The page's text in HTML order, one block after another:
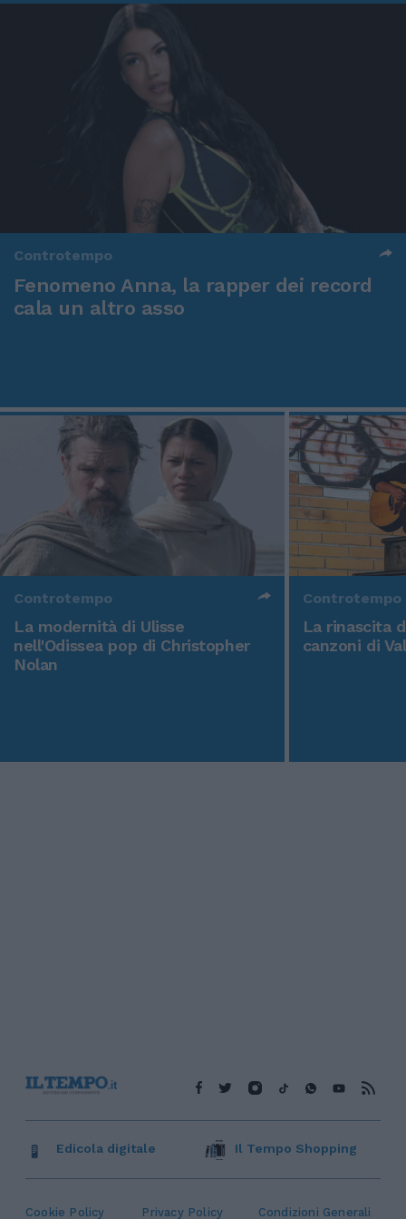
Controtempo
Fenomeno Anna, la rapper dei record
cala un altro asso
Controtempo
La modernità di Ulisse
nell'Odissea pop di Christopher
Nolan
Controtempo
La rinascita
canzoni di
Cookie Policy Privacy Policy Condizioni Generali
Edicola digitale Il Tempo Shopping